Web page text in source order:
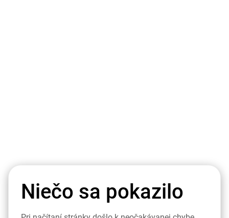
Niečo sa pokazilo